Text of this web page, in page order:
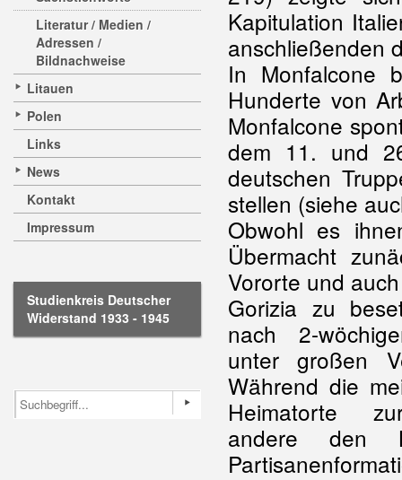
Literatur / Medien /
Adressen /
Bildnachweise
Litauen
Polen
Links
News
Kontakt
Impressum
Studienkreis Deutscher
Widerstand 1933 - 1945
Kapitulation
anschließenden
In Monfalcone
Hunderte von
Monfalcone
dem 11. und
deutschen
stellen (siehe
Obwohl es
Übermacht
Vororte und
Gorizia zu
nach 2-
unter großen
Während die
Heimatorte
andere den